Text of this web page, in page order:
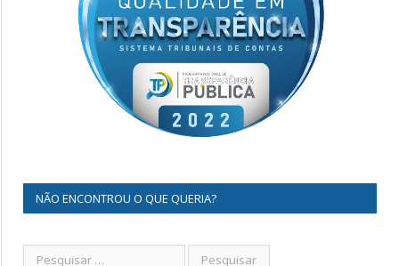
NÃO ENCONTROU O QUE QUERIA?